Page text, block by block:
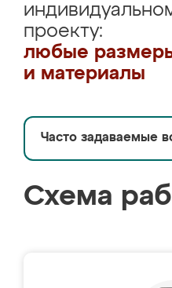
проекту:
любые
и материалы
Часто задаваемые
Схема